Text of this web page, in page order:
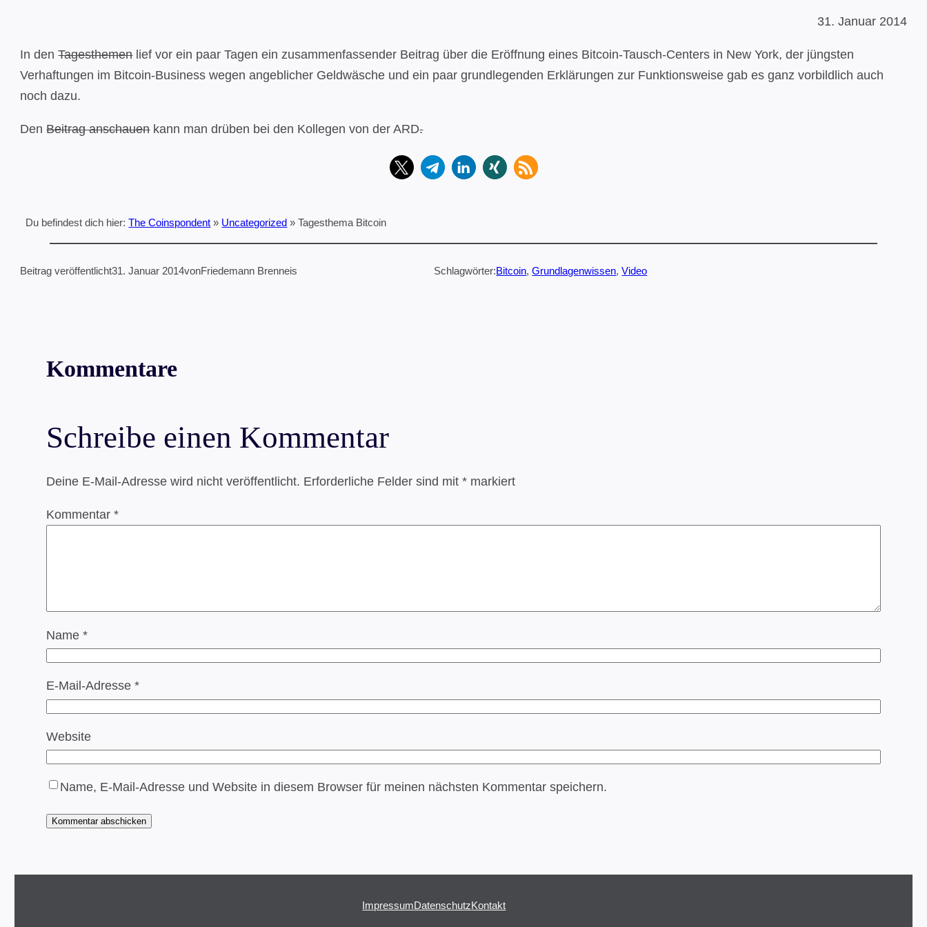
31. Januar 2014
In denTagesthemenlief vor ein paar Tagen ein zusammenfassender Beitrag über die Eröffnung eines Bitcoin-Tausch-Centers in New York, der jüngsten
Verhaftungen im Bitcoin-Business wegen angeblicher Geldwäsche und ein paar grundlegenden Erklärungen zur Funktionsweise gab es ganz vorbildlich auch
noch dazu.
DenBeitrag anschauenkann man drüben bei den Kollegen von der ARD.
Du befindest dich hier: The Coinspondent » Uncategorized »Tagesthema Bitcoin
Beitrag veröffentlicht31. Januar 2014vonFriedemann Brenneis Schlagwörter:Bitcoin, Grundlagenwissen, Video
Kommentare
Schreibe einen Kommentar
Deine E-Mail-Adresse wird nicht veröffentlicht. Erforderliche Felder sind mit *markiert
Kommentar *
Name *
E-Mail-Adresse *
Website
Name, E-Mail-Adresse und Website in diesem Browser für meinen nächsten Kommentar speichern.
ImpressumDatenschutzKontakt